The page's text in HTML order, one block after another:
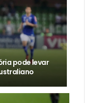
pode levar